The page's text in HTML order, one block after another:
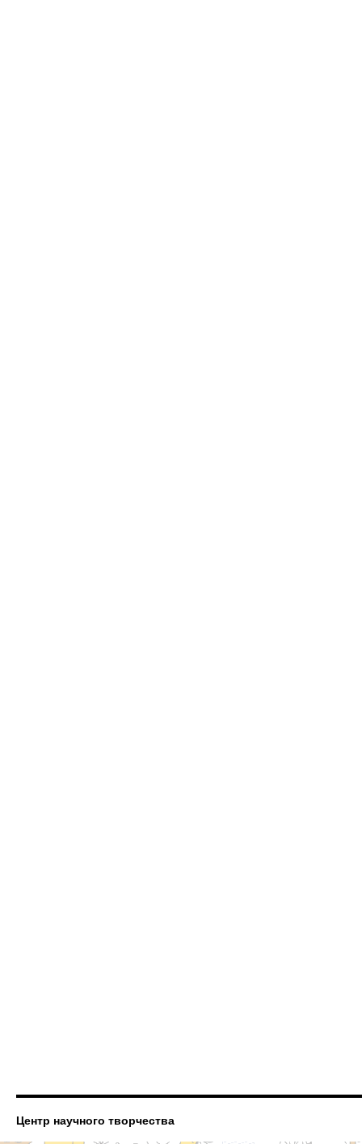
Центр научного творчества